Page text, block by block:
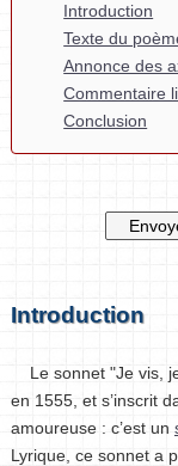
Introduction
Texte du
Annonce des
Commentaire
Conclusion
Introduction
Le sonnet "Je vis,
en 1555, et s’inscrit
amoureuse : c’est un
Lyrique, ce sonnet a